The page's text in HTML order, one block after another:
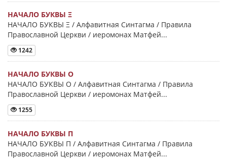
НАЧАЛО БУКВЫ Ξ
НАЧАЛО БУКВЫ Ξ / Алфавитная Синтагма / Правила
Православной Церкви / иеромонах Матфей...
1242
НАЧАЛО БУКВЫ Ο
НАЧАЛО БУКВЫ Ο / Алфавитная Синтагма / Правила
Православной Церкви / иеромонах Матфей...
1255
НАЧАЛО БУКВЫ Π
НАЧАЛО БУКВЫ Π / Алфавитная Синтагма / Правила
Православной Церкви / иеромонах Матфей...